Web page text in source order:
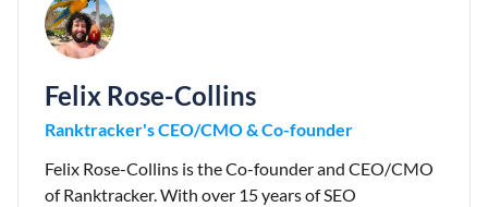
Felix Rose-Collins
Ranktracker's CEO/CMO & Co-founder
Felix Rose-Collins is the Co-founder and CEO/CMO
of Ranktracker. With over 15 years of SEO